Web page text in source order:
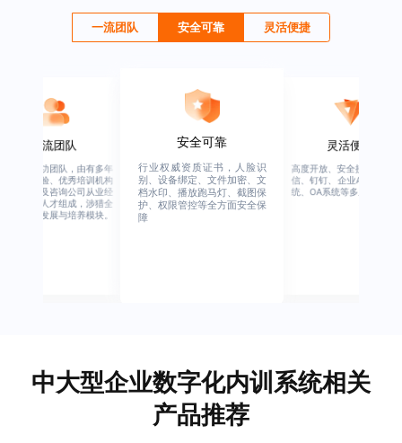
一流团队 安全可靠 灵活便捷
一流团队
星客户成功团队，由有多年
业从业经验、优秀培训机构
业经验，及咨询公司从业经
的全行业人才组成，涉猎全
业的人才发展与培养模块。
安全可靠
行业权威资质证书，人脸识
别、设备绑定、文件加密、文
档水印、播放跑马灯、截图保
护、权限管控等全方面安全保
障
灵活便捷
高度开放、安全接口、支持
信、钉钉、企业APP、HER
统、OA系统等多系统集成
中大型企业数字化内训系统相关
产品推荐